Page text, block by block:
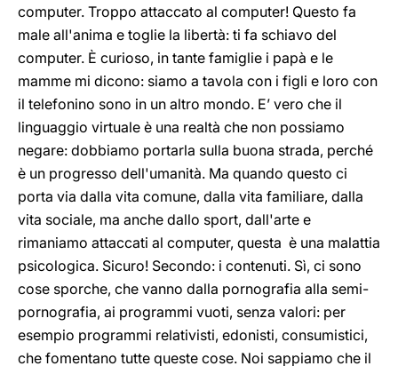
computer. Troppo attaccato al computer! Questo fa
male all'anima e toglie la libertà: ti fa schiavo del
computer. È curioso, in tante famiglie i papà e le
mamme mi dicono: siamo a tavola con i figli e loro con
il telefonino sono in un altro mondo. E’ vero che il
linguaggio virtuale è una realtà che non possiamo
negare: dobbiamo portarla sulla buona strada, perché
è un progresso dell'umanità. Ma quando questo ci
porta via dalla vita comune, dalla vita familiare, dalla
vita sociale, ma anche dallo sport, dall'arte e
rimaniamo attaccati al computer, questa è una malattia
psicologica. Sicuro! Secondo: i contenuti. Sì, ci sono
cose sporche, che vanno dalla pornografia alla semi-
pornografia, ai programmi vuoti, senza valori: per
esempio programmi relativisti, edonisti, consumistici,
che fomentano tutte queste cose. Noi sappiamo che il